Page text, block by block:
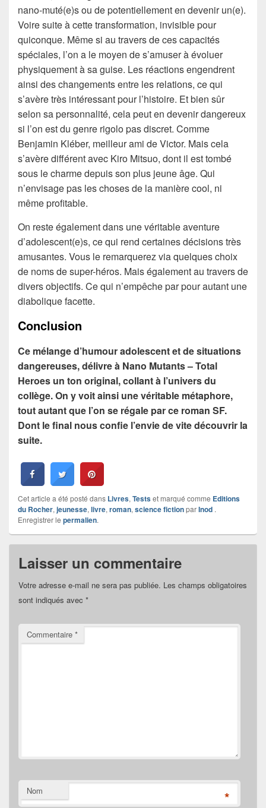
nano-muté(e)s ou de potentiellement en devenir un(e).
Voire suite à cette transformation, invisible pour
quiconque. Même si au travers de ces capacités
spéciales, l’on a le moyen de s’amuser à évoluer
physiquement à sa guise. Les réactions engendrent
ainsi des changements entre les relations, ce qui
s’avère très intéressant pour l’histoire. Et bien sûr
selon sa personnalité, cela peut en devenir dangereux
si l’on est du genre rigolo pas discret. Comme
Benjamin Kléber, meilleur ami de Victor. Mais cela
s’avère différent avec Kiro Mitsuo, dont il est tombé
sous le charme depuis son plus jeune âge. Qui
n’envisage pas les choses de la manière cool, ni
même profitable.
On reste également dans une véritable aventure
d’adolescent(e)s, ce qui rend certaines décisions très
amusantes. Vous le remarquerez via quelques choix
de noms de super-héros. Mais également au travers de
divers objectifs. Ce qui n’empêche par pour autant une
diabolique facette.
Conclusion
Ce mélange d’humour adolescent et de situations
dangereuses, délivre à Nano Mutants – Total
Heroes un ton original, collant à l’univers du
collège. On y voit ainsi une véritable métaphore,
tout autant que l’on se régale par ce roman SF.
Dont le final nous confie l’envie de vite découvrir la
suite.
Cet article a été posté dans Livres, Testset marqué comme Editions
du Rocher, jeunesse, livre, roman, science fictionparInod .
Enregistrer le permalien.
Laisser un commentaire
Votre adresse e-mail ne sera pas publiée. Les champs obligatoires
sont indiqués avec *
Commentaire *
Nom *